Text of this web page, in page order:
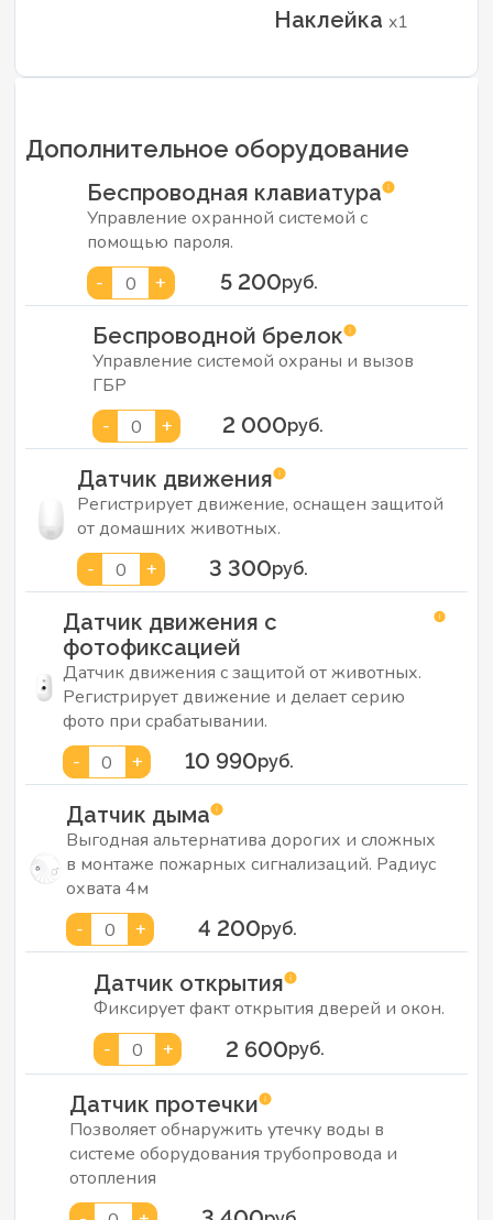
Наклейка x1
Дополнительное оборудование
Беспроводная клавиатура
Управление охранной системой с
помощью пароля.
-
0 + 5 200руб.
Беспроводной брелок
Управление системой охраны и вызов
ГБР
-
0 + 2 000руб.
Датчик движения
Регистрирует движение, оснащен защитой
от домашних животных.
-
0 + 3 300руб.
Датчик движения с
фотофиксацией
Датчик движения с защитой от животных.
Регистрирует движение и делает серию
фото при срабатывании.
-
0 + 10 990руб.
Датчик дыма
Выгодная альтернатива дорогих и сложных
в монтаже пожарных сигнализаций. Радиус
охвата 4м
-
0 + 4 200руб.
Датчик открытия
Фиксирует факт открытия дверей и окон.
-
0 + 2 600руб.
Датчик протечки
Позволяет обнаружить утечку воды в
системе оборудования трубопровода и
отопления